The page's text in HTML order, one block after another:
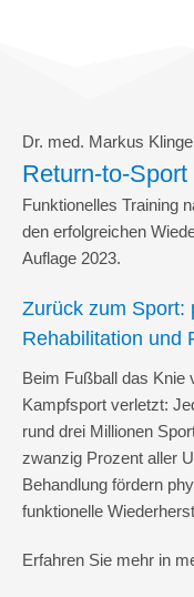
Dr. med. Markus
Return-to-Sport
Funktionelles Training
den erfolgreichen
Auflage 2023.
Zurück zum Sport:
Rehabilitation und
Beim Fußball das Knie
Kampfsport verletzt:
rund drei Millionen
zwanzig Prozent aller
Behandlung fördern
funktionelle
Erfahren Sie mehr in